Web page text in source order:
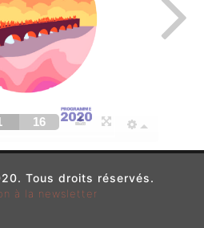
Tous droits réservés.
à la newsletter